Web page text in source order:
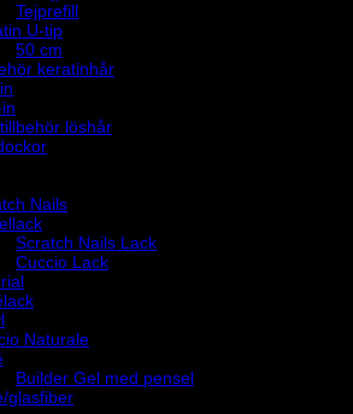
Tejprefill
U-tip
50 cm
keratinhår
löshår
Nails
Scratch Nails Lack
Cuccio Lack
Naturale
Builder Gel med pensel
glasfiber